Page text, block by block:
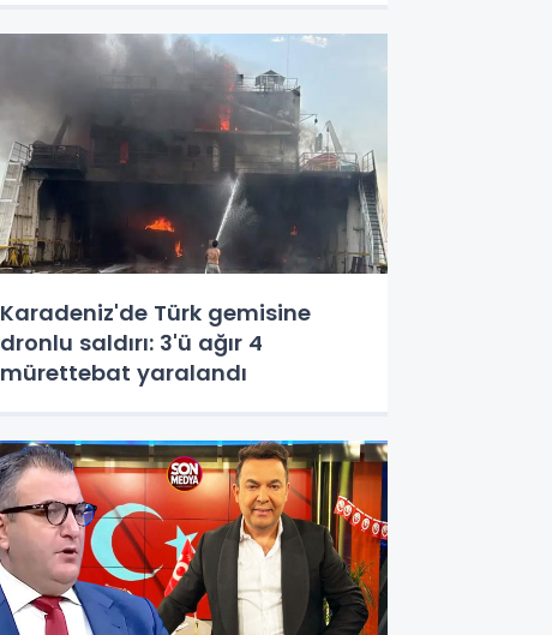
Karadeniz'de Türk gemisine
dronlu saldırı: 3'ü ağır 4
mürettebat yaralandı